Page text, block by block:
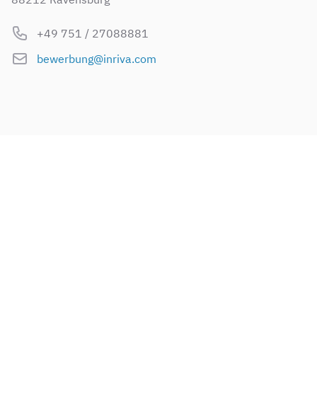
Phone+49 751 / 27088881
E-Mailbewerbung@inriva.com